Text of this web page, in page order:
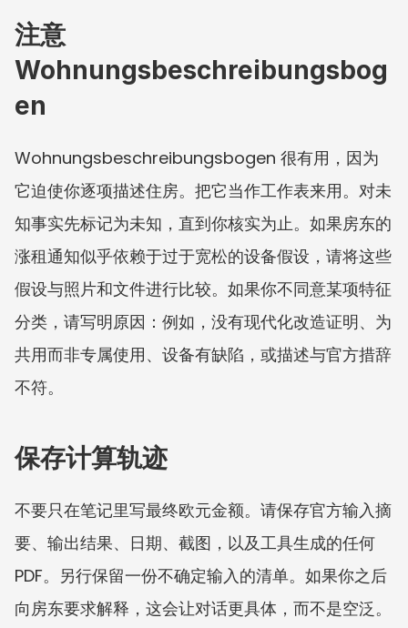
注意
Wohnungsbeschreibungsbog
en
Wohnungsbeschreibungsbogen 很有用，因为
它迫使你逐项描述住房。把它当作工作表来用。对未
知事实先标记为未知，直到你核实为止。如果房东的
涨租通知似乎依赖于过于宽松的设备假设，请将这些
假设与照片和文件进行比较。如果你不同意某项特征
分类，请写明原因：例如，没有现代化改造证明、为
共用而非专属使用、设备有缺陷，或描述与官方措辞
不符。
保存计算轨迹
不要只在笔记里写最终欧元金额。请保存官方输入摘
要、输出结果、日期、截图，以及工具生成的任何
PDF。另行保留一份不确定输入的清单。如果你之后
向房东要求解释，这会让对话更具体，而不是空泛。